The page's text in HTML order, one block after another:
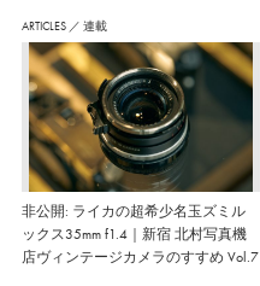
ARTICLES ／ 連載
非公開: ライカの超希少名玉ズミル
ックス35mm f1.4｜新宿 北村写真機
店ヴィンテージカメラのすすめ Vol.7